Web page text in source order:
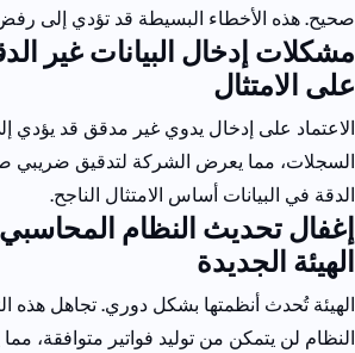
صحيح. هذه الأخطاء البسيطة قد تؤدي إلى رفض
مشكلات إدخال البيانات غير
على الامتثال
الاعتماد على إدخال يدوي غير مدقق قد يؤدي
السجلات، مما يعرض الشركة لتدقيق ضريبي
الدقة في البيانات أساس الامتثال الناجح.
إغفال تحديث النظام
الهيئة الجديدة
الهيئة تُحدث أنظمتها بشكل دوري. تجاهل هذه
النظام لن يتمكن من توليد فواتير متوافقة،